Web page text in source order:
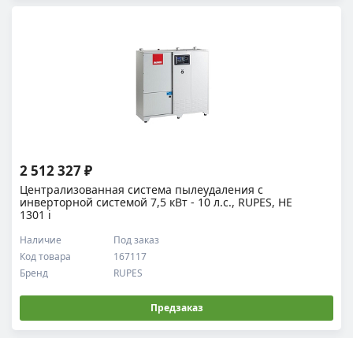
Централизованная система пылеудаления с
инверторной системой 7,5 кВт - 10 л.с., RUPES, HE
1301 i
Код товара 167117
Наличие Под заказ
Бренд RUPES
2 512 327 ₽
Предзаказ